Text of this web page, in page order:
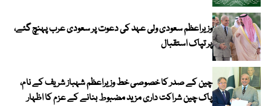
وزیراعظم سعودی ولی عہد کی دعوت پر سعودی عرب پہنچ گئے،
پر تپاک استقبال
چین کے صدر کا خصوصی خط وزیراعظم شہباز شریف کے نام،
پاک چین شراکت داری مزید مضبوط بنانے کے عزم کا اظہار